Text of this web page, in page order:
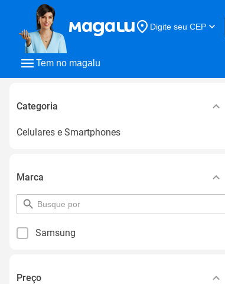
Tem no magalu
Digite seu CEP
Categoria
Celulares e Smartphones
Marca
pesquisar
por
Samsung
Preço